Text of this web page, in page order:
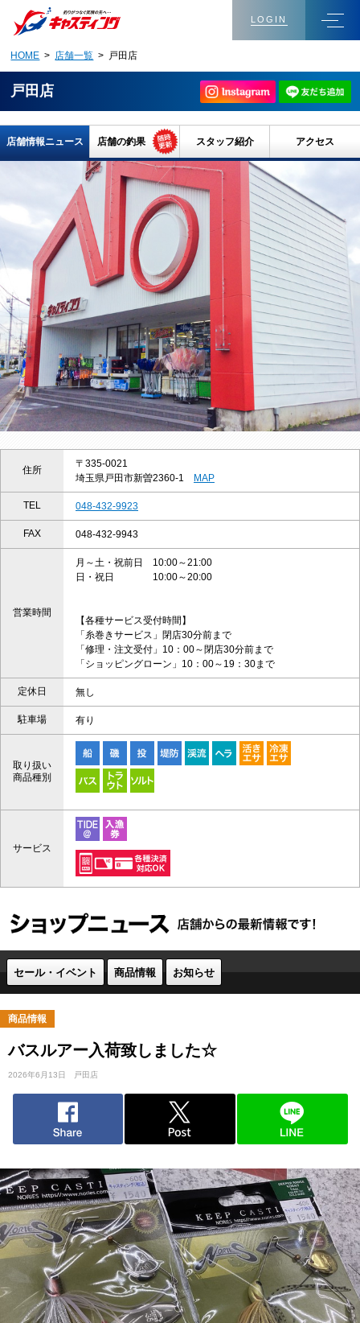
LOGIN
HOME > 店舗一覧 > 戸田店
戸田店
店舗情報ニュース 店舗の釣果 スタッフ紹介 アクセス
住所
〒335-0021
埼玉県戸田市新曽2360-1
MAP
TEL 048-432-9923
FAX 048-432-9943
営業時間
月～土・祝前日 10:00～21:00
日・祝日 10:00～20:00
【各種サービス受付時間】
「糸巻きサービス」閉店30分前まで
「修理・注文受付」10：00～閉店30分前まで
「ショッピングローン」10：00～19：30まで
定休日 無し
駐車場 有り
取り扱い
商品種別
サービス
セール・イベント 商品情報 お知らせ
商品情報
バスルアー入荷致しました☆
2026年6月13日 戸田店